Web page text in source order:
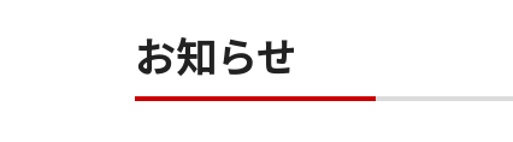
お知らせ